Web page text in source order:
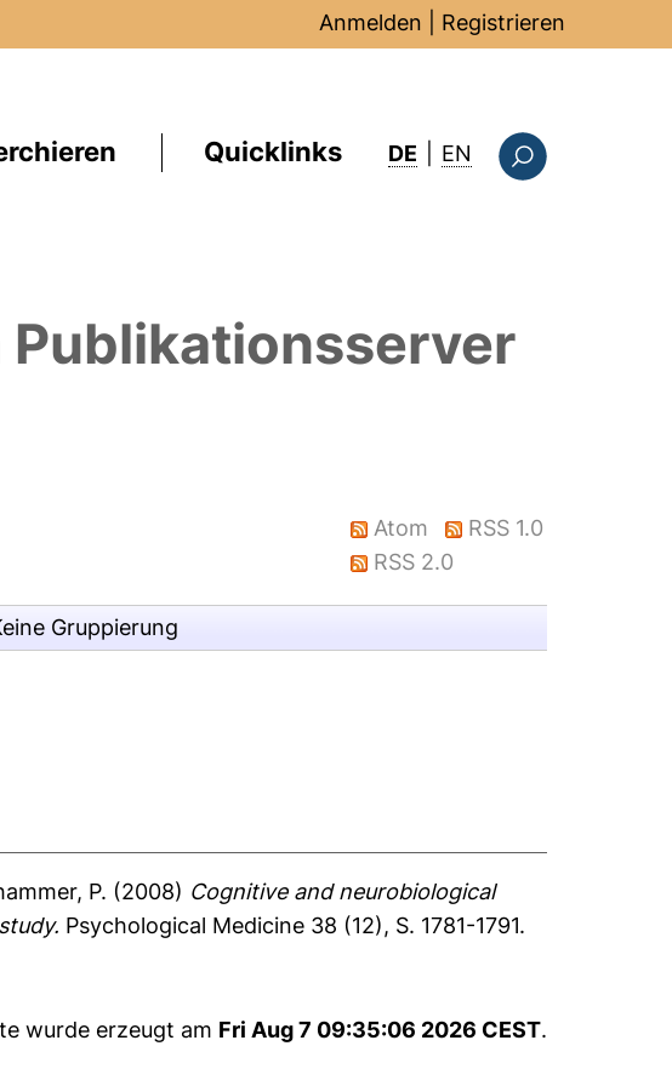
Anmelden Registrieren
Quicklinks DE EN : this page in
Publikationsserver
Atom
RSS 1.0
RSS 2.0
Gruppierung
P. (2008) Cognitive and neurobiological
Psychological Medicine 38 (12), S. 1781-1791.
wurde erzeugt am Fri Aug 7 09:35:06 2026 CEST.